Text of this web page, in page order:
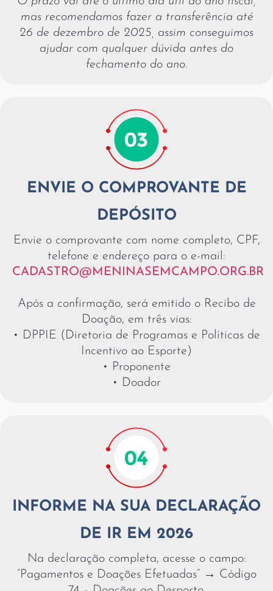
mas recomendamos fazer a transferência até
26 de dezembro de 2025, assim conseguimos
ajudar com qualquer dúvida antes do
fechamento do ano.
ENVIE O COMPROVANTE DE
DEPÓSITO
Envie o comprovante com nome completo, CPF,
telefone e endereço para o e-mail:
CADASTRO@MENINASEMCAMPO.ORG.BR
Após a confirmação, será emitido o Recibo de
Doação, em três vias:
• DPPIE (Diretoria de Programas e Políticas de
Incentivo ao Esporte)
• Proponente
• Doador
INFORME NA SUA DECLARAÇÃO
DE IR EM 2026
Na declaração completa, acesse o campo:
“Pagamentos e Doações Efetuadas” → Código